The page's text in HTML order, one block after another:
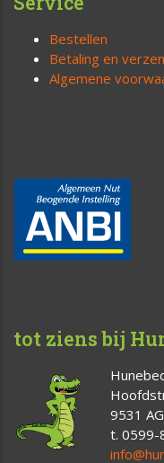
Bestellen
Betaling en
Algemene
tot ziens bij
9531
t. 0599-